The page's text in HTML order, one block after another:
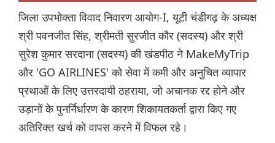
जिला उपभोक्ता विवाद निवारण आयोग-I, यूटी चंडीगढ़ के अध्यक्ष
श्री पवनजीत सिंह, श्रीमती सुरजीत कौर (सदस्य) और श्री
सुरेश कुमार सरदाना (सदस्य) की खंडपीठ ने MakeMyTrip
और 'GO AIRLINES' को सेवा में कमी और अनुचित व्यापार
प्रथाओं के लिए उत्तरदायी ठहराया, जो अचानक रद्द होने और
उड़ानों के पुनर्निर्धारण के कारण शिकायतकर्ता द्वारा किए गए
अतिरिक्त खर्च को वापस करने में विफल रहे।